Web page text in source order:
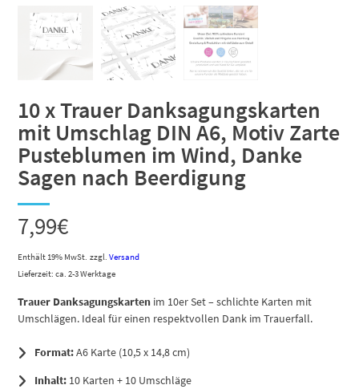
10 x Trauer Danksagungskarten
mit Umschlag DIN A6, Motiv Zarte
Pusteblumen im Wind, Danke
Sagen nach Beerdigung
7,99€
Enthält 19% MwSt. zzgl.Versand
Lieferzeit: ca. 2-3 Werktage
Trauer Danksagungskarten im 10er Set – schlichte Karten mit
Umschlägen. Ideal für einen respektvollen Dank im Trauerfall.
Format:A6 Karte (10,5 x 14,8 cm)
Inhalt: 10 Karten + 10 Umschläge